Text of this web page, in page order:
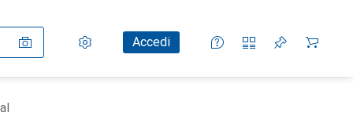
Impostazioni
Conto clienteAccedi
Liste di confronto
Liste dei desideri
Carrello